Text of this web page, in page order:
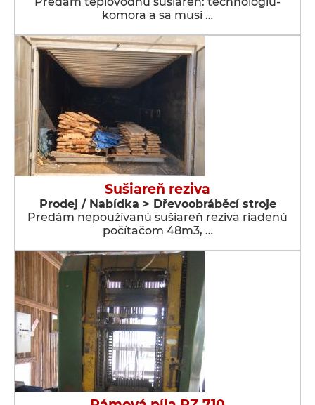
komora a sa musí …
Sušiareň reziva
Prodej / Nabídka > Dřevoobráběcí stroje
Predám nepoužívanú sušiareň reziva riadenú
počítačom 48m3, …